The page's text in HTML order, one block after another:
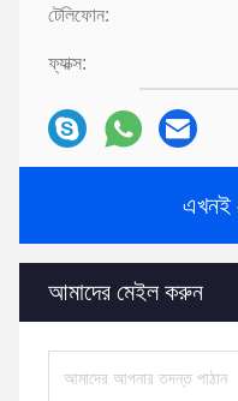
টেলিফোন:
ফ্যাক্স:
এখনই
আমাদের মেইল ​​করুন